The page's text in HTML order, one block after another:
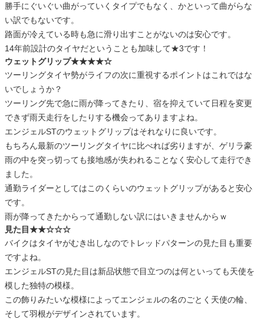
勝手にぐいぐい曲がっていくタイプでもなく、かといって曲がらな
い訳でもないです。
路面が冷えている時も急に滑り出すことがないのは安心です。
14年前設計のタイヤだということも加味して★3です！
ウェットグリップ★★★★☆
ツーリングタイヤ勢がライフの次に重視するポイントはこれではな
いでしょうか？
ツーリング先で急に雨が降ってきたり、宿を抑えていて日程を変更
できず雨天走行をしたりする機会ってありますよね。
エンジェルSTのウェットグリップはそれなりに良いです。
もちろん最新のツーリングタイヤに比べれば劣りますが、ゲリラ豪
雨の中を突っ切っても接地感が失われることなく安心して走行でき
ました。
通勤ライダーとしてはこのくらいのウェットグリップがあると安心
です。
雨が降ってきたからって通勤しない訳にはいきませんからｗ
見た目★★☆☆☆
バイクはタイヤがむき出しなのでトレッドパターンの見た目も重要
ですよね。
エンジェルSTの見た目は新品状態で目立つのは何といっても天使を
模した独特の模様。
この飾りみたいな模様によってエンジェルの名のごとく天使の輪、
そして羽根がデザインされています。